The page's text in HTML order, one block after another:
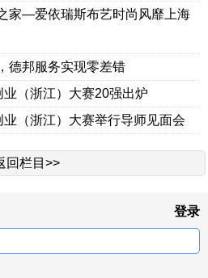
家—爱依瑞斯布艺时尚风靡上海
德邦服务实现零差错
业（浙江）大赛20强出炉
业（浙江）大赛举行导师见面会
回栏目>>
登录